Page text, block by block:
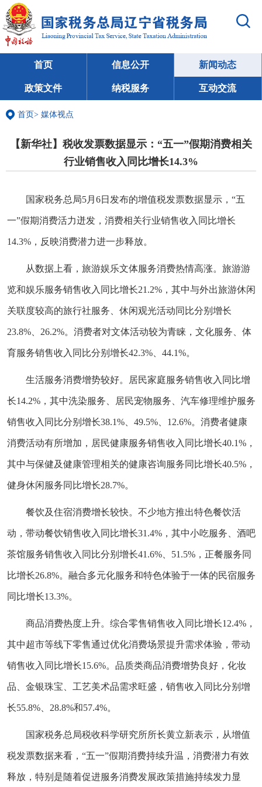
首页 信息公开 新闻动态
政策文件 纳税服务 互动交流
首页> 媒体视点
【新华社】税收发票数据显示：“五一”假期消费相关
行业销售收入同比增长14.3%
国家税务总局5月6日发布的增值税发票数据显示，“五
一”假期消费活力迸发，消费相关行业销售收入同比增长
14.3%，反映消费潜力进一步释放。
从数据上看，旅游娱乐文体服务消费热情高涨。旅游游
览和娱乐服务销售收入同比增长21.2%，其中与外出旅游休闲
关联度较高的旅行社服务、休闲观光活动同比分别增长
23.8%、26.2%。消费者对文体活动较为青睐，文化服务、体
育服务销售收入同比分别增长42.3%、44.1%。
生活服务消费增势较好。居民家庭服务销售收入同比增
长14.2%，其中洗染服务、居民宠物服务、汽车修理维护服务
销售收入同比分别增长38.1%、49.5%、12.6%。消费者健康
消费活动有所增加，居民健康服务销售收入同比增长40.1%，
其中与保健及健康管理相关的健康咨询服务同比增长40.5%，
健身休闲服务同比增长28.7%。
餐饮及住宿消费增长较快。不少地方推出特色餐饮活
动，带动餐饮销售收入同比增长31.4%，其中小吃服务、酒吧
茶馆服务销售收入同比分别增长41.6%、51.5%，正餐服务同
比增长26.8%。融合多元化服务和特色体验于一体的民宿服务
同比增长13.3%。
商品消费热度上升。综合零售销售收入同比增长12.4%，
其中超市等线下零售通过优化消费场景提升需求体验，带动
销售收入同比增长15.6%。品质类商品消费增势良好，化妆
品、金银珠宝、工艺美术品需求旺盛，销售收入同比分别增
长55.8%、28.8%和57.4%。
国家税务总局税收科学研究所所长黄立新表示，从增值
税发票数据来看，“五一”假期消费持续升温，消费潜力有效
释放，特别是随着促进服务消费发展政策措施持续发力显